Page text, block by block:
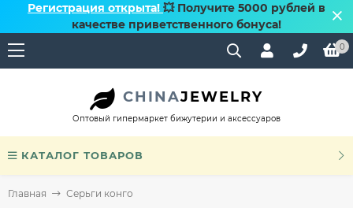
Регистрация открыта! 💥 Получите 5000 рублей в
качестве приветственного бонуса!
0
CHINAJEWELRY
Оптовый гипермаркет бижутерии и аксессуаров
КАТАЛОГ ТОВАРОВ
Главная Серьги конго